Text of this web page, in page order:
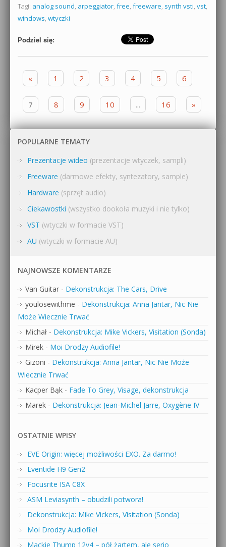
Tagi: analog sound, arpeggiator, free, freeware, synth vsti, vst,
windows, wtyczki
Podziel się:
Zobacz wpisy
« 1 2 3 4 5 6
7 8 9 10 ... 16 »
POPULARNE TEMATY
Prezentacje wideo (prezentacje wtyczek, sampli)
Freeware (darmowe efekty, syntezatory, sample)
Hardware (sprzęt audio)
Ciekawostki (wszystko dookoła muzyki i nie tylko)
VST (wtyczki w formacie VST)
AU (wtyczki w formacie AU)
NAJNOWSZE KOMENTARZE
Van Guitar - Dekonstrukcja: The Cars, Drive
youlosewithme - Dekonstrukcja: Anna Jantar, Nic Nie
Może Wiecznie Trwać
Michał - Dekonstrukcja: Mike Vickers, Visitation (Sonda)
Mirek - Moi Drodzy Audiofile!
Gizoni - Dekonstrukcja: Anna Jantar, Nic Nie Może
Wiecznie Trwać
Kacper Bąk - Fade To Grey, Visage, dekonstrukcja
Marek - Dekonstrukcja: Jean-Michel Jarre, Oxygène IV
OSTATNIE WPISY
EVE Origin: więcej możliwości EXO. Za darmo!
Eventide H9 Gen2
Focusrite ISA C8X
ASM Leviasynth – obudzili potwora!
Dekonstrukcja: Mike Vickers, Visitation (Sonda)
Moi Drodzy Audiofile!
Mackie Thump 12v4 – pół żartem, ale serio